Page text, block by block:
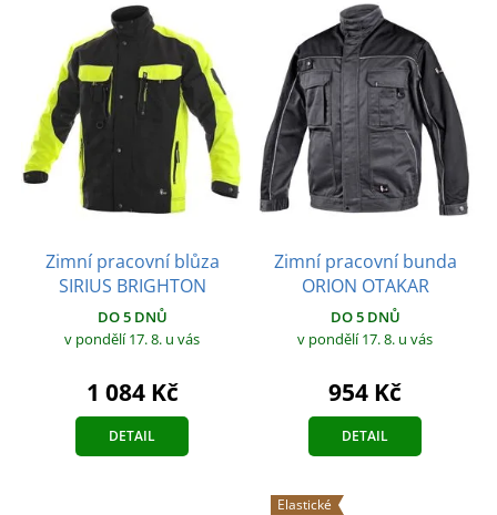
Zimní pracovní blůza
SIRIUS BRIGHTON
DO 5 DNŮ
v pondělí 17. 8. u vás
1 084 Kč
DETAIL
Zimní pracovní bunda
ORION OTAKAR
DO 5 DNŮ
v pondělí 17. 8. u vás
954 Kč
DETAIL
Elastické